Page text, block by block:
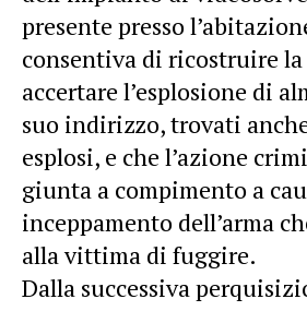
presente presso
consentiva di ricostruire
accertare l’esplosione di
suo indirizzo, trovati
esplosi, e che l’azione
giunta a compimento a
inceppamento dell’arma
alla vittima di fuggire.
Dalla successiva